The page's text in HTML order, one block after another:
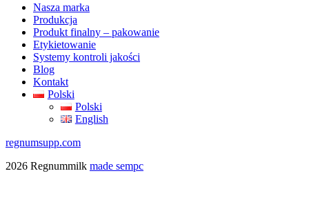
Nasza marka
Produkcja
Produkt finalny – pakowanie
Etykietowanie
Systemy kontroli jakości
Blog
Kontakt
Polski
Polski
English
regnumsupp.com
2026 Regnummilk made sempc